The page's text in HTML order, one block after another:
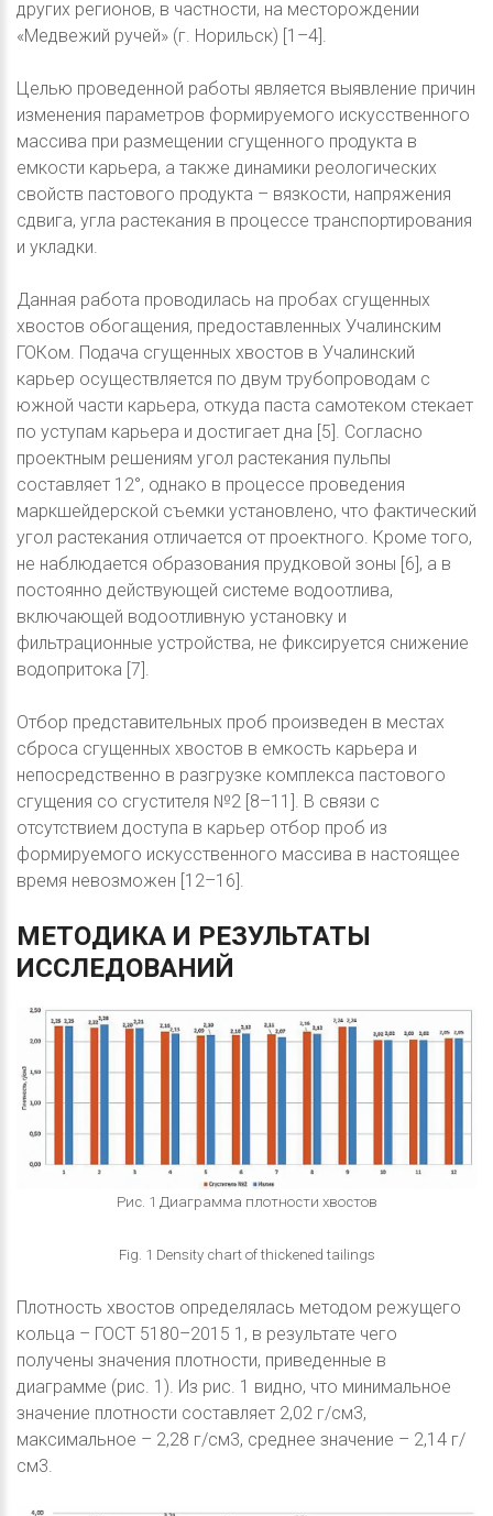
других регионов, в частности, на месторождении
«Медвежий ручей» (г. Норильск) [1–4].
Целью проведенной работы является выявление причин
изменения параметров формируемого искусственного
массива при размещении сгущенного продукта в
емкости карьера, а также динамики реологических
свойств пастового продукта – вязкости, напряжения
сдвига, угла растекания в процессе транспортирования
и укладки.
Данная работа проводилась на пробах сгущенных
хвостов обогащения, предоставленных Учалинским
ГОКом. Подача сгущенных хвостов в Учалинский
карьер осуществляется по двум трубопроводам с
южной части карьера, откуда паста самотеком стекает
по уступам карьера и достигает дна [5]. Согласно
проектным решениям угол растекания пульпы
составляет 12°, однако в процессе проведения
маркшейдерской съемки установлено, что фактический
угол растекания отличается от проектного. Кроме того,
не наблюдается образования прудковой зоны [6], а в
постоянно действующей системе водоотлива,
включающей водоотливную установку и
фильтрационные устройства, не фиксируется снижение
водопритока [7].
Отбор представительных проб произведен в местах
сброса сгущенных хвостов в емкость карьера и
непосредственно в разгрузке комплекса пастового
сгущения со сгустителя №2 [8–11]. В связи с
отсутствием доступа в карьер отбор проб из
формируемого искусственного массива в настоящее
время невозможен [12–16].
МЕТОДИКА И РЕЗУЛЬТАТЫ
ИССЛЕДОВАНИЙ
Рис. 1 Диаграмма плотности хвостов
Fig. 1 Density chart of thickened tailings
Плотность хвостов определялась методом режущего
кольца – ГОСТ 5180–2015 1, в результате чего
получены значения плотности, приведенные в
диаграмме (рис. 1). Из рис. 1 видно, что минимальное
значение плотности составляет 2,02 г/см3,
максимальное – 2,28 г/см3, среднее значение – 2,14 г/
см3.